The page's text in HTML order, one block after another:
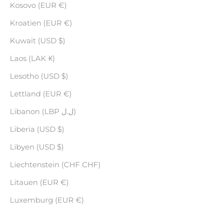
Kosovo (EUR €)
Kroatien (EUR €)
Kuwait (USD $)
Laos (LAK ₭)
Lesotho (USD $)
Lettland (EUR €)
Libanon (LBP ل.ل)
Liberia (USD $)
Libyen (USD $)
Liechtenstein (CHF CHF)
Litauen (EUR €)
Luxemburg (EUR €)